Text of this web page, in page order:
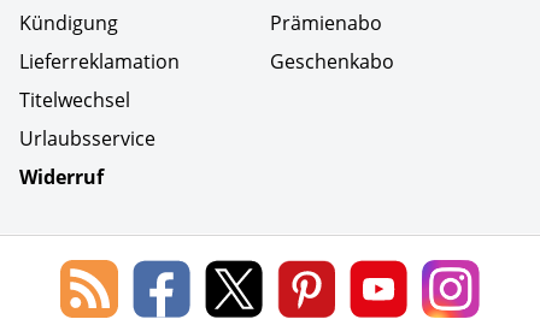
Kündigung
Lieferreklamation
Titelwechsel
Urlaubsservice
Widerruf
Prämienabo
Geschenkabo
Social Media
Blog
des
Lorenz
Leserservice
Lorenz
Leserservice
Lorenz
Leserservice
Lorenz
Leserservice
Lorenz